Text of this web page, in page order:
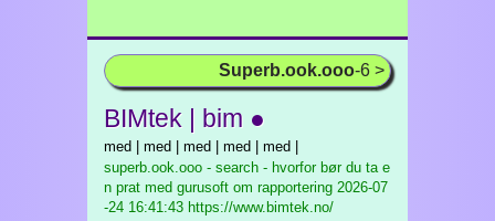
Superb.ook.ooo-6 >
BIMtek | bim ●
med | med | med | med | med |
superb.ook.ooo - search - hvorfor bør du ta e
n prat med gurusoft om rapportering 2026-07
-24 16:41:43 https://www.bimtek.no/